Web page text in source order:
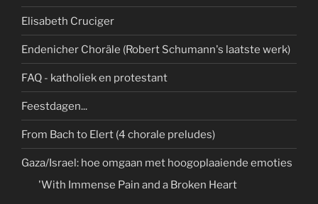
Elisabeth Cruciger
Endenicher Choräle (Robert Schumann's laatste werk)
FAQ - katholiek en protestant
Feestdagen...
From Bach to Elert (4 chorale preludes)
Gaza/Israel: hoe omgaan met hoogoplaaiende emoties
'With Immense Pain and a Broken Heart